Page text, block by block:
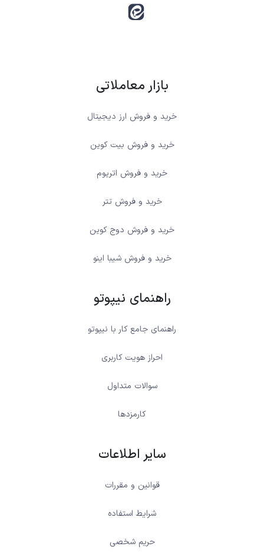
بازار معاملاتی
خرید و فروش ارز دیجیتال
خرید و فروش بیت کوین
خرید و فروش اتریوم
خرید و فروش تتر
خرید و فروش دوج کوین
خرید و فروش شیبا اینو
راهنمای نیپوتو
راهنمای جامع کار با نیپوتو
احراز هویت کاربری
سوالات متداول
کارمزدها
سایر اطلاعات
قوانین و مقررات
شرایط استفاده
حریم شخصی